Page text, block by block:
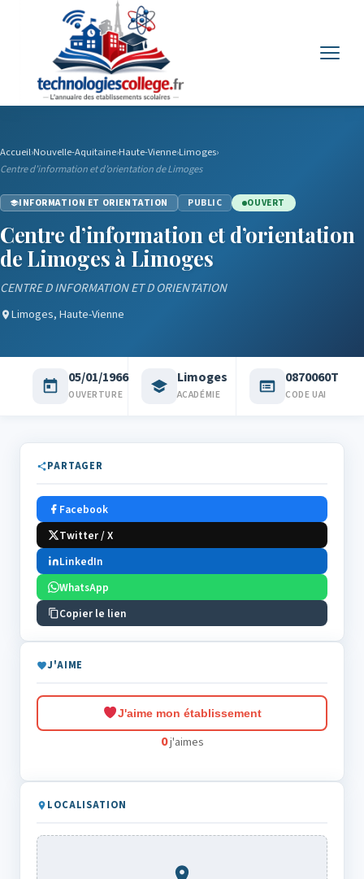
Accueil›Nouvelle-Aquitaine›Haute-Vienne›Limoges›
Centre d’information et d’orientation de Limoges
INFORMATION ET ORIENTATION PUBLIC OUVERT
Centre d’information et d’orientation
de Limoges à Limoges
CENTRE D INFORMATION ET D ORIENTATION
Limoges, Haute-Vienne
05/01/1966
OUVERTURE
Limoges
ACADÉMIE
0870060T
CODE UAI
PARTAGER
Facebook
Twitter / X
LinkedIn
WhatsApp
Copier le lien
J'AIME
J'aime mon établissement
0j'aimes
LOCALISATION